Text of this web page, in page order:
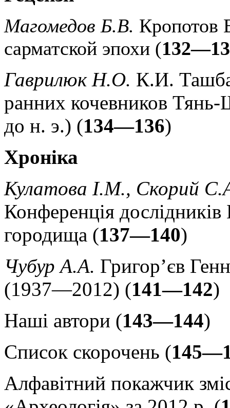
Магомедов Б.В.
сарматской эпохи (
Гаврилюк Н.О. К.И.
ранних кочевников
до н. э.) (134—136)
Хроніка
Кулатова І.М., Скорий
Конференція дослідників
городища (137—140)
Чубур А.А. Григор’єв
(1937—2012) (141—142)
Наші автори (143—144)
Список скорочень (
Алфавітний покажчик